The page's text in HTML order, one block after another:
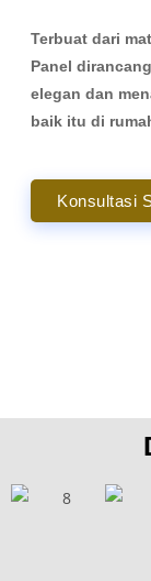
Terbuat dari
Panel
elegan dan
baik itu di
Konsultasi